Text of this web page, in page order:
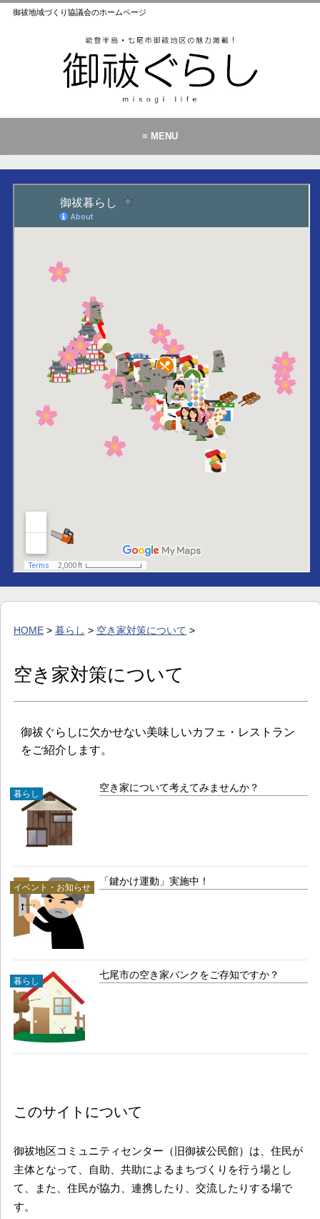
御祓地域づくり協議会のホームページ
≡ MENU
HOME> 暮らし > 空き家対策について >
空き家対策について
御祓ぐらしに欠かせない美味しいカフェ・レストラン
をご紹介します。
暮らし
空き家について考えてみませんか？
イベント・お知らせ
「鍵かけ運動」実施中！
暮らし
七尾市の空き家バンクをご存知ですか？
このサイトについて
御祓地区コミュニティセンター（旧御祓公民館）は、住民が
主体となって、自助、共助によるまちづくりを行う場とし
て、また、住民が協力、連携したり、交流したりする場で
す。